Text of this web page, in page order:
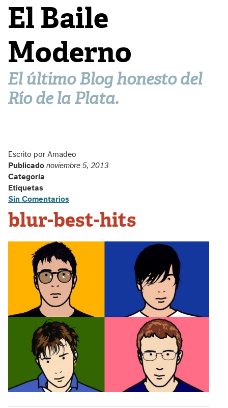
El Baile
Moderno
El último Blog honesto del
Río de la Plata.
Escrito por Amadeo
Publicado noviembre 5, 2013
Categoría
Etiquetas
Sin Comentarios
blur-best-hits